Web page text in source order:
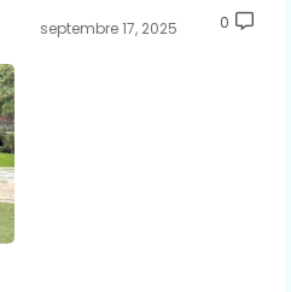
septembre 17, 2025 0